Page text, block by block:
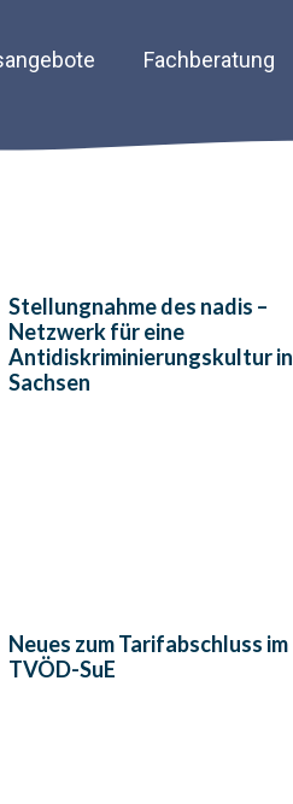
Fachberatung
Stellungnahme des nadis –
Netzwerk für eine
Antidiskriminierungskultur in
Sachsen
Neues zum Tarifabschluss im
TVÖD-SuE